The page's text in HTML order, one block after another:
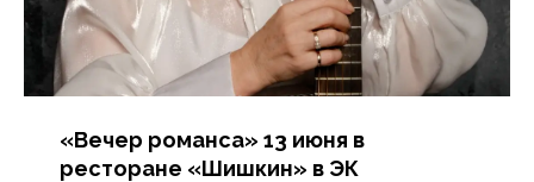
«Вечер романса» 13 июня в
ресторане «Шишкин» в ЭК